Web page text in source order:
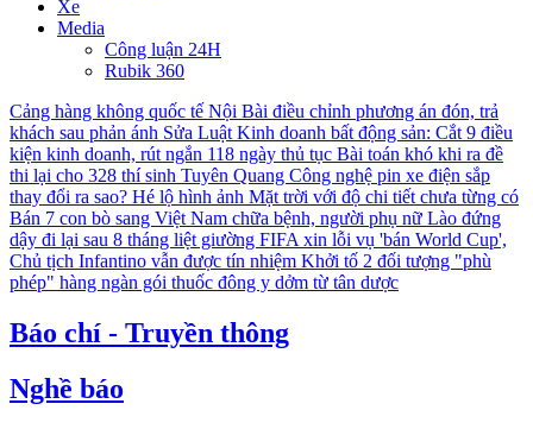
Xe
Media
Công luận 24H
Rubik 360
Cảng hàng không quốc tế Nội Bài điều chỉnh phương án đón, trả
khách sau phản ánh Sửa Luật Kinh doanh bất động sản: Cắt 9 điều
kiện kinh doanh, rút ngắn 118 ngày thủ tục Bài toán khó khi ra đề
thi lại cho 328 thí sinh Tuyên Quang Công nghệ pin xe điện sắp
thay đổi ra sao? Hé lộ hình ảnh Mặt trời với độ chi tiết chưa từng có
Bán 7 con bò sang Việt Nam chữa bệnh, người phụ nữ Lào đứng
dậy đi lại sau 8 tháng liệt giường FIFA xin lỗi vụ 'bán World Cup',
Chủ tịch Infantino vẫn được tín nhiệm Khởi tố 2 đối tượng "phù
phép" hàng ngàn gói thuốc đông y dởm từ tân dược
Báo chí - Truyền thông
Nghề báo